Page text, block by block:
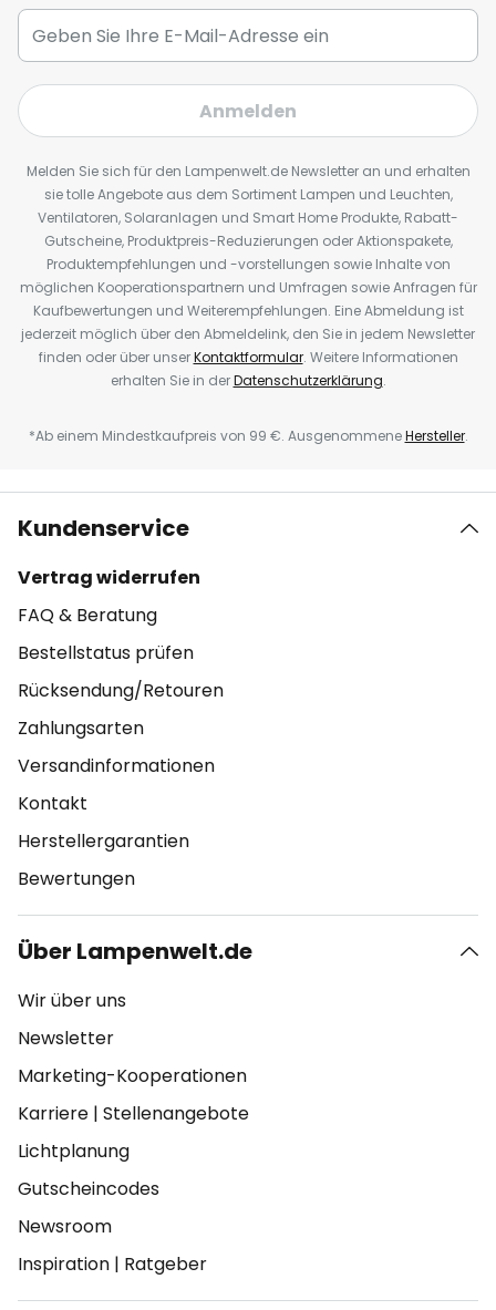
Anmelden
Melden Sie sich für den Lampenwelt.de Newsletter an und erhalten
sie tolle Angebote aus dem Sortiment Lampen und Leuchten,
Ventilatoren, Solaranlagen und Smart Home Produkte, Rabatt-
Gutscheine, Produktpreis-Reduzierungen oder Aktionspakete,
Produktempfehlungen und -vorstellungen sowie Inhalte von
möglichen Kooperationspartnern und Umfragen sowie Anfragen für
Kaufbewertungen und Weiterempfehlungen. Eine Abmeldung ist
jederzeit möglich über den Abmeldelink, den Sie in jedem Newsletter
finden oder über unserKontaktformular. Weitere Informationen
erhalten Sie in derDatenschutzerklärung.
*Ab einem Mindestkaufpreis von 99 €. AusgenommeneHersteller.
Kundenservice
Vertrag widerrufen
FAQ & Beratung
Bestellstatus prüfen
Rücksendung/Retouren
Zahlungsarten
Versandinformationen
Kontakt
Herstellergarantien
Bewertungen
Über Lampenwelt.de
Wir über uns
Newsletter
Marketing-Kooperationen
Karriere | Stellenangebote
Lichtplanung
Gutscheincodes
Newsroom
Inspiration | Ratgeber